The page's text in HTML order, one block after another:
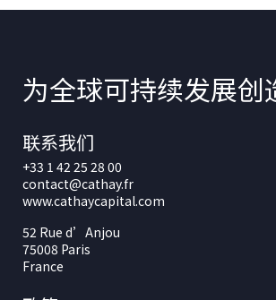
为全球可持续发展创
联系我们
+33 1 42 25 28 00
contact@cathay.fr
www.cathaycapital.com
52 Rue d’Anjou
75008 Paris
France